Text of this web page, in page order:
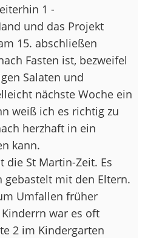
1 -
und das Projekt
15. abschließen
Fasten ist, bezweifel
Salaten und
nächste Woche ein
weiß ich es richtig zu
herzhaft in ein
kann.
die St Martin-Zeit. Es
gebastelt mit den Eltern.
Umfallen früher
war es oft
2 im Kindergarten